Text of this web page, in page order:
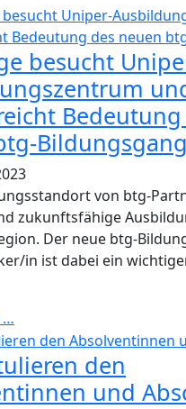
besucht
Bedeutung
von btg-
zukunftsfähige
Der neue btg-
in ist dabei ein
…
den
und